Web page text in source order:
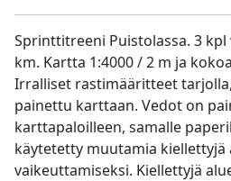
Sprinttitreeni Puistolassa. 3 kpl
km. Kartta 1:4000 / 2 m ja
Irralliset rastimääritteet
painettu karttaan. Vedot on
karttapaloilleen, samalle
käytetetty muutamia
vaikeuttamiseksi. Kiellettyjä